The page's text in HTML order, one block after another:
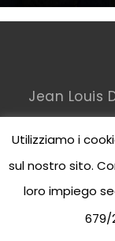
Jean Louis
Utilizziamo i
sul nostro sito.
loro impiego
679/